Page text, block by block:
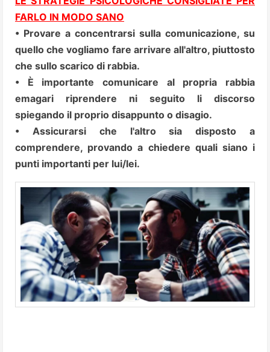
FARLO IN MODO SANO
• Provare a concentrarsi sulla comunicazione, su
quello che vogliamo fare arrivare all'altro, piuttosto
che sullo scarico di rabbia.
• È importante comunicare al propria rabbia
emagari riprendere ni seguito li discorso
spiegando il proprio disappunto o disagio.
• Assicurarsi che l'altro sia disposto a
comprendere, provando a chiedere quali siano i
punti importanti per lui/lei.